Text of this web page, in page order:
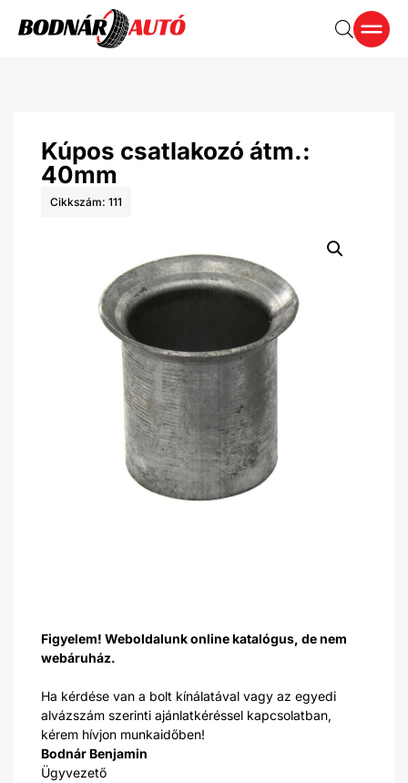
Kúpos csatlakozó átm.:
40mm
Cikkszám: 111
Figyelem! Weboldalunk online katalógus, de nem
webáruház.
Ha kérdése van a bolt kínálatával vagy az egyedi
alvázszám szerinti ajánlatkéréssel kapcsolatban,
kérem hívjon munkaidőben!
Bodnár Benjamin
Ügyvezető